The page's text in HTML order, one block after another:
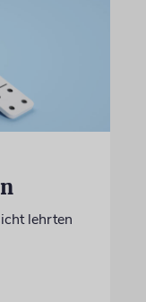
lehrten